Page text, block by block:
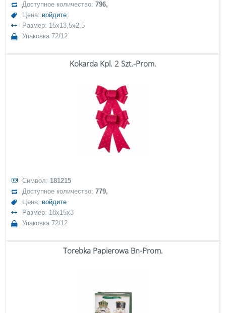
Доступное количество:796,
Цена: войдите
Размер: 15x13,5x2,5
Упаковка 72/12
Kokarda Kpl. 2 Szt.-Prom.
Символ: 181215
Доступное количество:779,
Цена: войдите
Размер: 18x15x3
Упаковка 72/12
Torebka Papierowa Bn-Prom.